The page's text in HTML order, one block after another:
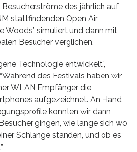
Besucherströme des jährlich auf
stattfindenden Open Air
Woods” simuliert und dann mit
Besucher verglichen.
Technologie entwickelt”,
des Festivals haben wir
WLAN Empfänger die
aufgezeichnet. An Hand
konnten wir dann
gingen, wie lange sich wo
Schlange standen, und ob es